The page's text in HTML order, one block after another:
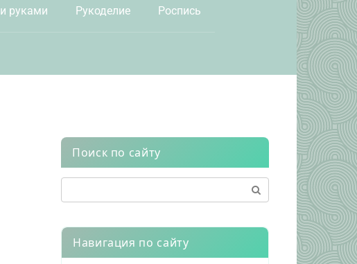
руками Рукоделие Роспись
Поиск по сайту
Навигация по сайту